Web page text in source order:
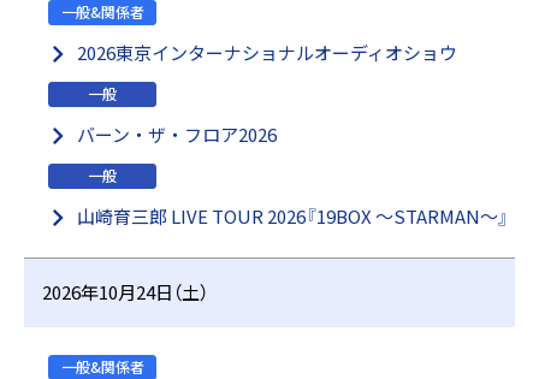
一般&関係者
2026東京インターナショナルオーディオショウ
一般
バーン・ザ・フロア2026
一般
山崎育三郎 LIVE TOUR 2026『19BOX 〜STARMAN〜』
2026年10月24日（土）
一般&関係者